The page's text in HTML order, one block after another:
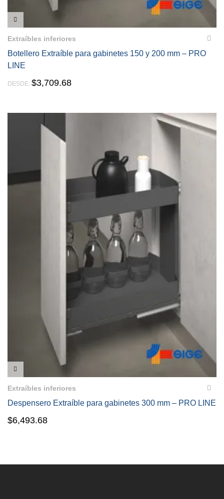
Extraíbles inferiores
Botellero Extraíble para gabinetes 150 y 200 mm – PRO
LINE
DESDE: $3,709.68
Extraíbles inferiores
Despensero Extraíble para gabinetes 300 mm – PRO LINE
$6,493.68